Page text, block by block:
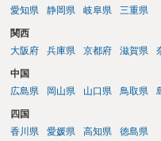
愛知県
静岡県 岐阜県 三重県
関西
大阪府
兵庫県 京都府 滋賀県
中国
広島県
岡山県 山口県 鳥取県
四国
香川県
愛媛県 高知県 徳島県